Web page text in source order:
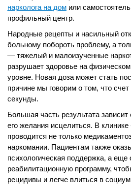
нарколога на дом или
профильный центр.
Народные рецепты и насильный
больному побороть проблему, а
— тяжелый и малоизученные
разрушает здоровье на
уровне. Новая доза может стать
причине мы говорим о том, что
секунды.
Большая часть результата зависит
его желания исцелиться. В
проводится не только
наркомании. Пациентам также
психологическая поддержка, а еще
реабилитационную программу,
рецидивы и легче влиться в